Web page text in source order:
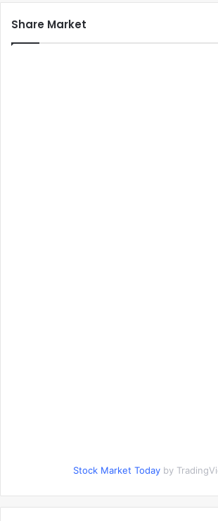
Share Market
Stock Market Today by